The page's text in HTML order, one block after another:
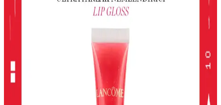
Gri ve akınca renkleri, makyajda şıklık ve doğal görünüm sağlar.
Uygulama teknikleri ve renk uyumu ile farklı tarzlar
yakalayabilirsiniz.
Alerji Dostu ve Doğal Makyaj Ürünleri: Güvenle
Kullanabileceğiniz En İyi Seçenekler
Alerji dostu ve doğal makyaj ürünleri, hassas ciltler için güvenli,
çevre dostu ve dermatolojik testlerden geçmiş seçenekler sunar.
Doğru ürün seçimiyle güzelliğinizi koruyabilirsiniz.